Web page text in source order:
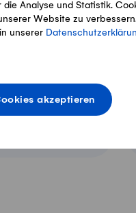
Analyse und Statistik.
Website zu
unserer
akzeptieren
und